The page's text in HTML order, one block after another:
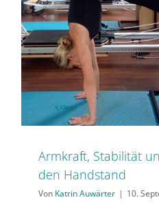
Armkraft, Stabilität
den Handstand
Von Katrin Auwärter | 10.